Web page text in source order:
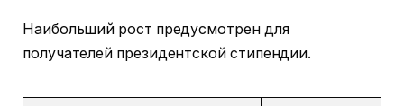
Наибольший рост предусмотрен для
получателей президентской стипендии.